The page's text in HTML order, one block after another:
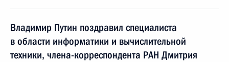
Владимир Путин поздравил специалиста
в области информатики и вычислительной
техники, члена-корреспондента РАН Дмитрия